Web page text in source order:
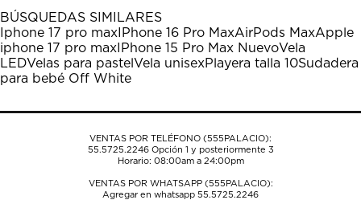
1
estrella
Esta
acción
abrirá
el
de
estrellas.
Esta
acción
abrirá
el
de
estrellas.
Esta
acción
abrirá
el
de
estrellas.
Esta
acción
abrirá
el
de
estrellas.
Esta
acción
abrirá
el
de
BÚSQUEDAS SIMILARES
Iphone 17 pro max IPhone 16 Pro MaxAirPods MaxApple
iphone 17 pro max IPhone 15 Pro Max NuevoVela
LEDVelas para pastel Vela unisexPlayera talla 10Sudadera
para bebé Off White
VENTAS POR TELÉFONO (555PALACIO):
55.5725.2246Opción 1 y posteriormente 3
Horario: 08:00am a 24:00pm
VENTAS POR WHATSAPP (555PALACIO):
Agregar en whatsapp 55.5725.2246